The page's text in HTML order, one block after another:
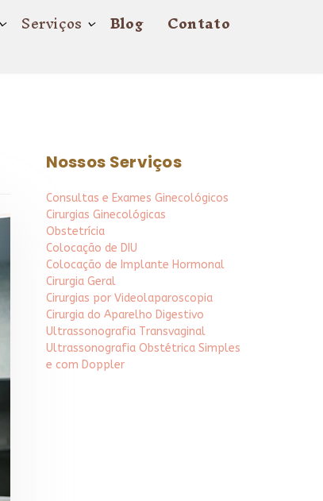
Serviços Blog Contato
Nossos Serviços
Consultas e Exames Ginecológicos
Cirurgias Ginecológicas
Obstetrícia
Colocação de DIU
Colocação de Implante Hormonal
Cirurgia Geral
Cirurgias por Videolaparoscopia
Cirurgia do Aparelho Digestivo
Ultrassonografia Transvaginal
Ultrassonografia Obstétrica Simples
e com Doppler